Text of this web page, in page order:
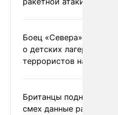
Боец «Севера»
о детских лагерях
террористов на
Британцы подняли на
смех данные разведки